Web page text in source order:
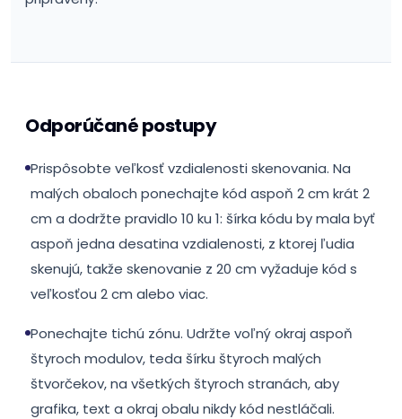
Odporúčané postupy
Prispôsobte veľkosť vzdialenosti skenovania. Na
malých obaloch ponechajte kód aspoň 2 cm krát 2
cm a dodržte pravidlo 10 ku 1: šírka kódu by mala byť
aspoň jedna desatina vzdialenosti, z ktorej ľudia
skenujú, takže skenovanie z 20 cm vyžaduje kód s
veľkosťou 2 cm alebo viac.
Ponechajte tichú zónu. Udržte voľný okraj aspoň
štyroch modulov, teda šírku štyroch malých
štvorčekov, na všetkých štyroch stranách, aby
grafika, text a okraj obalu nikdy kód nestláčali.